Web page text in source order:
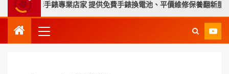
栗收購手錶專業店家 提供免費手錶換電池、平價維修保養翻新服務